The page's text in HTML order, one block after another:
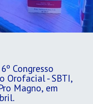
Congresso
Orofacial - SBTI,
Magno, em